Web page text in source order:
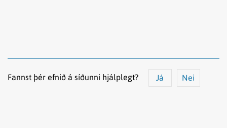
Fannst þér efnið á síðunni hjálplegt? Já Nei